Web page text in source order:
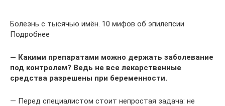
Болезнь с тысячью имён. 10 мифов об эпилепсии
Подробнее
— Какими препаратами можно держать заболевание
под контролем? Ведь не все лекарственные
средства разрешены при беременности.
— Перед специалистом стоит непростая задача: не